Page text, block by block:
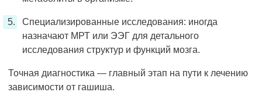
Специализированные исследования: иногда
назначают МРТ или ЭЭГ для детального
исследования структур и функций мозга.
Точная диагностика — главный этап на пути к лечению
зависимости от гашиша.